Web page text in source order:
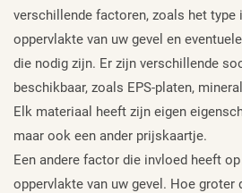
verschillende factoren, zoals het
oppervlakte van uw gevel en
die nodig zijn. Er zijn verschillende
beschikbaar, zoals EPS-platen,
Elk materiaal heeft zijn eigen
maar ook een ander prijskaartje.
Een andere factor die invloed heeft
oppervlakte van uw gevel. Hoe groter